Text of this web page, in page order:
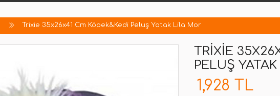
Trixie 35x26x41 Cm Köpek&Kedi Peluş Yatak Lila Mor
TRIXIE
PELUŞ
1,928 TL